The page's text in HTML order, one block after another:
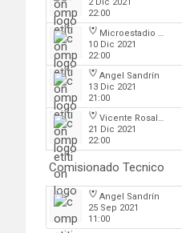
22:00
Microestadio Ciudad de Vicente Lopez
10 Dic 2021
22:00
Angel Sandrín
13 Dic 2021
21:00
Vicente Rosales
21 Dic 2021
22:00
Comisionado Tecnico
Angel Sandrín
25 Sep 2021
11:00